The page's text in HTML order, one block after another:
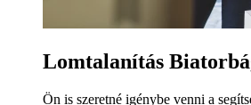
Lomtalanítás
Ön is szeretné igénybe venni a